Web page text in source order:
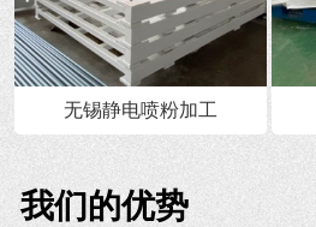
无锡静电喷粉加工
我们的优势